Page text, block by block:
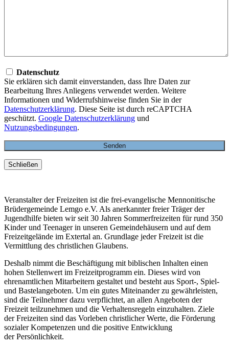
Datenschutz
Sie erklären sich damit einverstanden, dass Ihre Daten zur
Bearbeitung Ihres Anliegens verwendet werden. Weitere
Informationen und Widerrufshinweise finden Sie in der
Datenschutzerklärung. Diese Seite ist durch reCAPTCHA
geschützt. Google Datenschutzerklärung und
Nutzungsbedingungen.
Schließen
Veranstalter der Freizeiten ist die frei-evangelische Mennonitische
Brüdergemeinde Lemgo e.V. Als anerkannter freier Träger der
Jugendhilfe bieten wir seit 30 Jahren Sommerfreizeiten für rund 350
Kinder und Teenager in unseren Gemeindehäusern und auf dem
Freizeitgelände im Extertal an. Grundlage jeder Freizeit ist die
Vermittlung des christlichen Glaubens.
Deshalb nimmt die Beschäftigung mit biblischen Inhalten einen
hohen Stellenwert im Freizeitprogramm ein. Dieses wird von
ehrenamtlichen Mitarbeitern gestaltet und besteht aus Sport-, Spiel-
und Bastelangeboten. Um ein gutes Miteinander zu gewährleisten,
sind die Teilnehmer dazu verpflichtet, an allen Angeboten der
Freizeit teilzunehmen und die Verhaltensregeln einzuhalten. Ziele
der Freizeiten sind das Vorleben christlicher Werte, die Förderung
sozialer Kompetenzen und die positive Entwicklung
der Persönlichkeit.